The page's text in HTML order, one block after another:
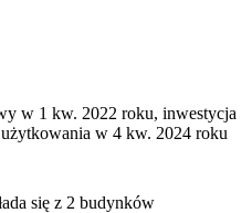
w 1 kw. 2022 roku, inwestycja
użytkowania w 4 kw. 2024 roku
się z 2 budynków